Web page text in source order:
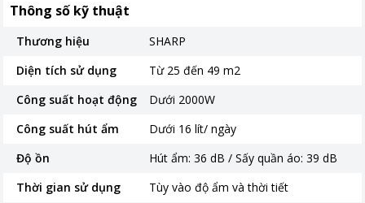
Thông số kỹ thuật
Thương hiệu
SHARP
Diện tích sử dụng
Từ 25 đến 49 m2
Công suất hoạt động
Dưới 2000W
Công suất hút ẩm
Dưới 16 lít/ ngày
Độ ồn
Hút ẩm: 36 dB / Sấy quần áo: 39 dB
Thời gian sử dụng
Tùy vào độ ẩm và thời tiết